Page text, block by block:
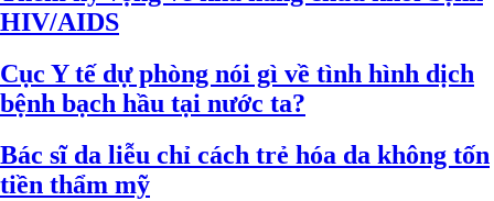
HIV/AIDS
Cục Y tế dự phòng nói gì về tình hình dịch
bệnh bạch hầu tại nước ta?
Bác sĩ da liễu chỉ cách trẻ hóa da không tốn
tiền thẩm mỹ